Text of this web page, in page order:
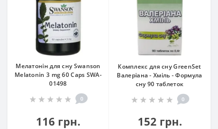
Мелатонін для сну Swanson
Melatonin 3 mg 60 Caps SWA-
01498
0
116 грн.
Комплекс для сну GreenSet
Валеріана - Хміль - Формула
сну 90 таблеток
0
152 грн.